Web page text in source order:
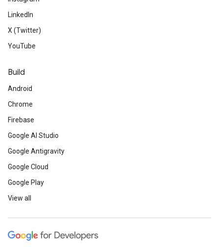
LinkedIn
X (Twitter)
YouTube
Build
Android
Chrome
Firebase
Google AI Studio
Google Antigravity
Google Cloud
Google Play
View all